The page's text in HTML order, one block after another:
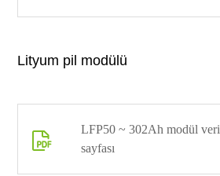
Lityum pil modülü

LFP50 ~ 302Ah modül veri
sayfası